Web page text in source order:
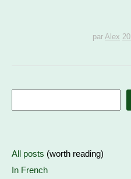
par Alex
All posts (worth reading)
In French